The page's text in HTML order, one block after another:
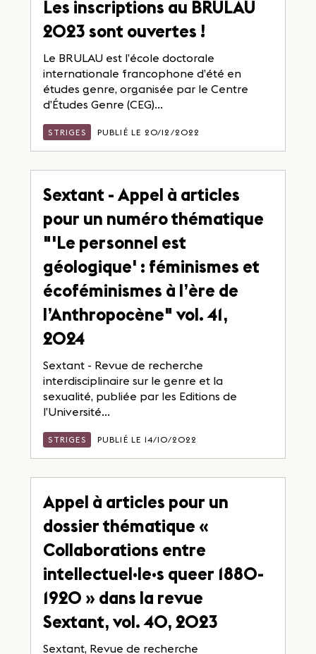
Les inscriptions au BRULAU
2023 sont ouvertes !
Le BRULAU est l’école doctorale
internationale francophone d’été en
études genre, organisée par le Centre
d’Études Genre (CEG)...
STRIGES PUBLIÉ LE 20/12/2022
Sextant - Appel à articles
pour un numéro thématique
"'Le personnel est
géologique' : féminismes et
écoféminismes à l’ère de
l’Anthropocène" vol. 41,
2024
Sextant - Revue de recherche
interdisciplinaire sur le genre et la
sexualité, publiée par les Editions de
l’Université...
STRIGES PUBLIÉ LE 14/10/2022
Appel à articles pour un
dossier thématique «
Collaborations entre
intellectuel·le·s queer 1880-
1920 » dans la revue
Sextant, vol. 40, 2023
Sextant, Revue de recherche